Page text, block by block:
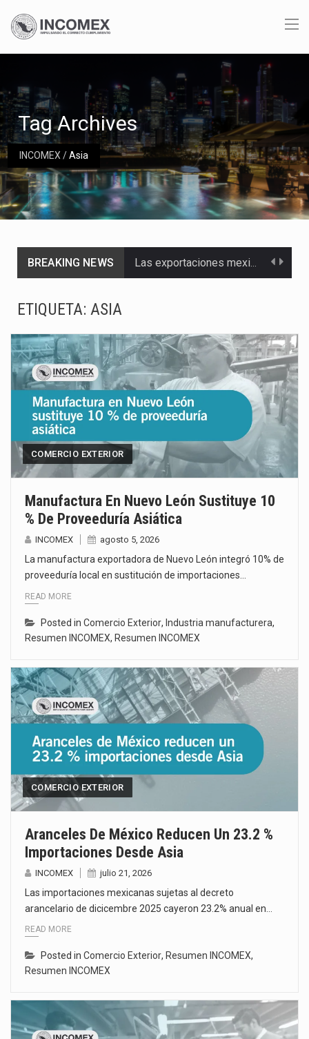
INCOMEX/Asia
Tag Archives
BREAKING NEWS Las exportaciones mexicanas de vehículos ligeros disminuyeron 9.67 % en julio a tasa anual, alcanzando…
Solo el 17.8 % de las empresas en México se considera totalmente preparada para la…
Los créditos fiscales determinados a empresas IMMEX rara vez nacen de una interpretación equivocada de…
ETIQUETA: ASIA
COMERCIO EXTERIOR
Manufactura En Nuevo León Sustituye 10
% De Proveeduría Asiática
INCOMEX agosto 5, 2026
La manufactura exportadora de Nuevo León integró 10% de
proveeduría local en sustitución de importaciones…
READ MORE
Posted in Comercio Exterior, Industria manufacturera,
Resumen INCOMEX, Resumen INCOMEX
COMERCIO EXTERIOR
Aranceles De México Reducen Un 23.2 %
Importaciones Desde Asia
INCOMEX julio 21, 2026
Las importaciones mexicanas sujetas al decreto
arancelario de dicicembre 2025 cayeron 23.2% anual en…
READ MORE
Posted in Comercio Exterior, Resumen INCOMEX,
Resumen INCOMEX